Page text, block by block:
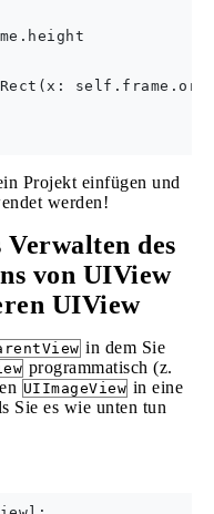
Projekt einfügen und
werden!
des
von UIView
UIView
in dem Sie
programmatisch (z.
UIImageView in eine
Sie es wie unten tun